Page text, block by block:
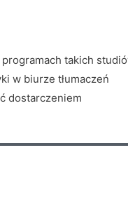
takich
w biurze tłumaczeń
dostarczeniem